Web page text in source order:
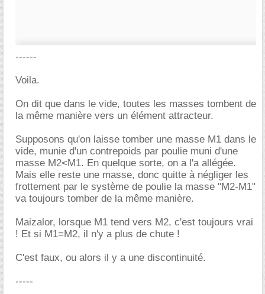
------
Voila.
On dit que dans le vide, toutes les masses tombent de
la même manière vers un élément attracteur.
Supposons qu'on laisse tomber une masse M1 dans le
vide, munie d'un contrepoids par poulie muni d'une
masse M2<M1. En quelque sorte, on a l'a allégée.
Mais elle reste une masse, donc quitte à négliger les
frottement par le système de poulie la masse "M2-M1"
va toujours tomber de la même manière.
Maizalor, lorsque M1 tend vers M2, c'est toujours vrai
! Et si M1=M2, il n'y a plus de chute !
C'est faux, ou alors il y a une discontinuité.
-----